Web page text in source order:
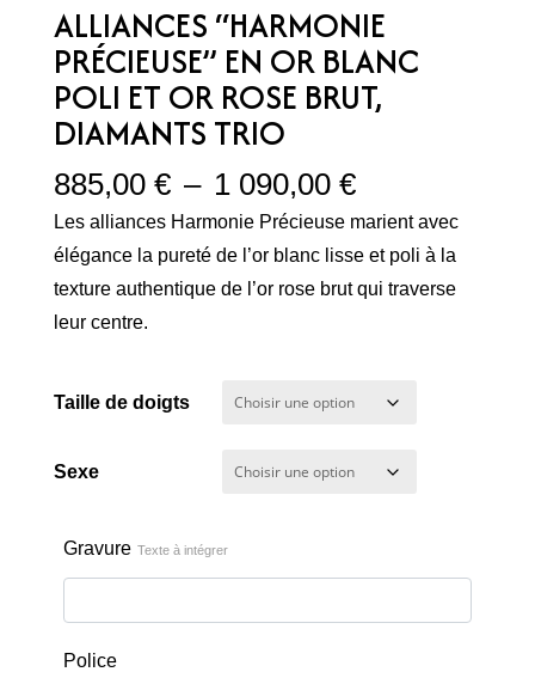
ALLIANCES “HARMONIE
PRÉCIEUSE” EN OR BLANC
POLI ET OR ROSE BRUT,
DIAMANTS TRIO
885,00 € – 1 090,00 €Plage
de
prix :
885,00 €
Les alliances Harmonie Précieuse marient avec
élégance la pureté de l’or blanc lisse et poli à la
texture authentique de l’or rose brut qui traverse
leur centre.
Taille de doigts
Sexe
Gravure Texte à intégrer
Police